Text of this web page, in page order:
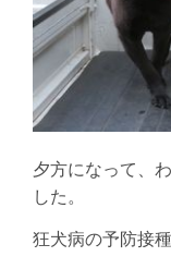
夕方になって、
した。
狂犬病の予防接